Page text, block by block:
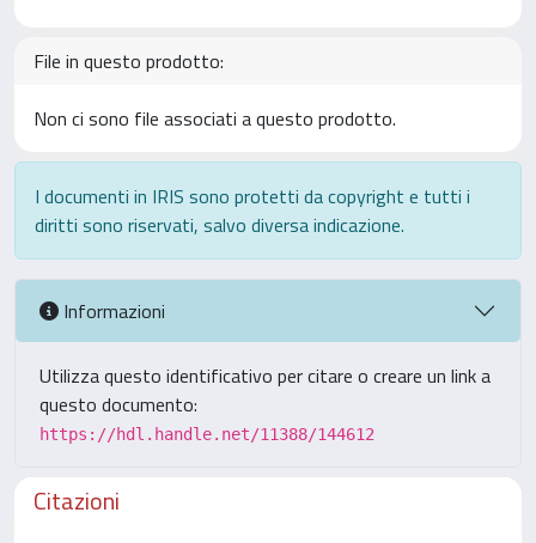
File in questo prodotto:
Non ci sono file associati a questo prodotto.
I documenti in IRIS sono protetti da copyright e tutti i
diritti sono riservati, salvo diversa indicazione.
Informazioni
Utilizza questo identificativo per citare o creare un link a
questo documento:
https://hdl.handle.net/11388/144612
Citazioni